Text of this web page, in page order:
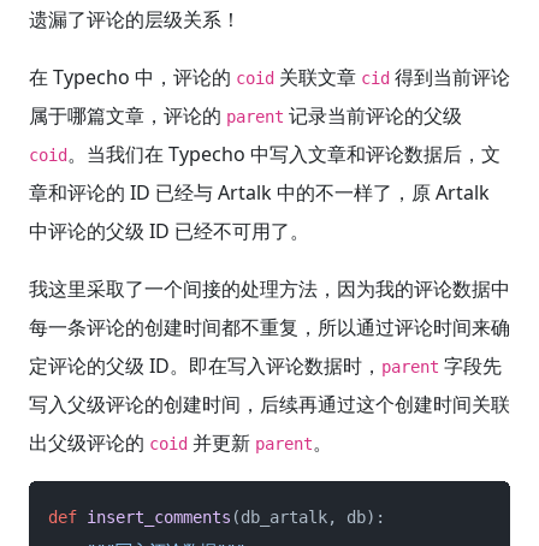
遗漏了评论的层级关系！
在 Typecho 中，评论的 coid 关联文章 cid 得到当前评论
属于哪篇文章，评论的 parent 记录当前评论的父级
coid。当我们在 Typecho 中写入文章和评论数据后，文
章和评论的 ID 已经与 Artalk 中的不一样了，原 Artalk
中评论的父级 ID 已经不可用了。
我这里采取了一个间接的处理方法，因为我的评论数据中
每一条评论的创建时间都不重复，所以通过评论时间来确
定评论的父级 ID。即在写入评论数据时， parent 字段先
写入父级评论的创建时间，后续再通过这个创建时间关联
出父级评论的 coid 并更新 parent。
def insert_comments (db_artalk, db):